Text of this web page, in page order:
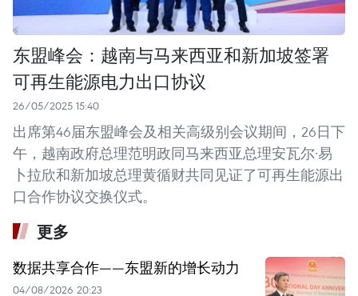
东盟峰会：越南与马来西亚和新加坡签署
可再生能源电力出口协议
26/05/2025 15:40
出席第46届东盟峰会及相关高级别会议期间，26日下
午，越南政府总理范明政同马来西亚总理安瓦尔·易
卜拉欣和新加坡总理黄循财共同见证了可再生能源出
口合作协议交换仪式。
更多
数据共享合作——东盟新的增长动力
04/08/2026 20:23